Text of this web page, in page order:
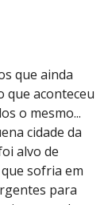
que ainda
que aconteceu
o mesmo...
cidade da
alvo de
sofria em
para